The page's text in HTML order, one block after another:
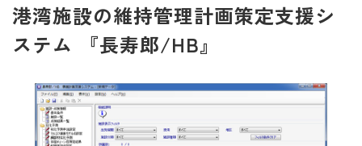
港湾施設の維持管理計画策定支援シ
ステム 『長寿郎/HB』